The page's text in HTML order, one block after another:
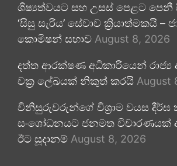
ශිෂ්‍යත්වයට සහ උසස් පෙළට
‘සිසු සැරිය’ සේවාව ක්‍රියාත්මකයි
කොමිෂන් සභාව August 8, 2026
දත්ත ආරක්ෂණ අධිකාරියෙන් රාජ්‍ය
චක්‍ර ලේඛයක් නිකුත් කරයි August
විනිසුරුවරුන්ගේ විශ්‍රාම වයස දීර්ඝ
සංශෝධනයට ජනමත විචාරණයක්
ඊට සූදානම් August 8, 2026